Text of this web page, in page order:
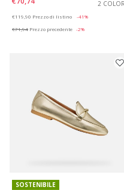
2
€119,90 Prezzo di listino
-41%
€71,94 Prezzo precedente -2%
SOSTENIBILE